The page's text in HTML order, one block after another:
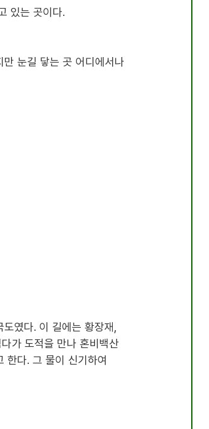
있는 곳이다.
눈길 닿는 곳 어디에서나
도였다. 이 길에는 황장재
가 도적을 만나 혼비백산
한다.그 물이 신기하여